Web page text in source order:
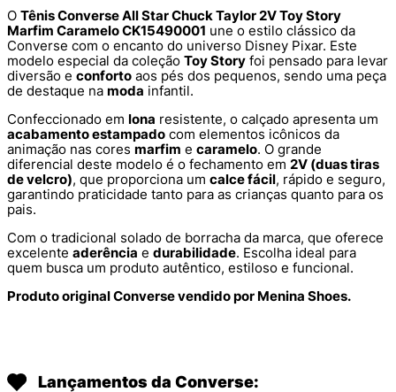
O Tênis Converse All Star Chuck Taylor 2V Toy Story
Marfim Caramelo CK15490001 une o estilo clássico da
Converse com o encanto do universo Disney Pixar. Este
modelo especial da coleção Toy Story foi pensado para levar
diversão e conforto aos pés dos pequenos, sendo uma peça
de destaque na moda infantil.
Confeccionado em lona resistente, o calçado apresenta um
acabamento estampado com elementos icônicos da
animação nas cores marfim e caramelo. O grande
diferencial deste modelo é o fechamento em 2V (duas tiras
de velcro), que proporciona um calce fácil, rápido e seguro,
garantindo praticidade tanto para as crianças quanto para os
pais.
Com o tradicional solado de borracha da marca, que oferece
excelente aderência e durabilidade. Escolha ideal para
quem busca um produto autêntico, estiloso e funcional.
Produto original Converse vendido por Menina Shoes.
Lançamentos da Converse: